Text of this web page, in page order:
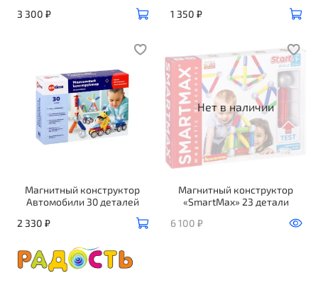
3 300 ₽
1 350 ₽
Магнитный конструктор
Автомобили 30 деталей
2 330 ₽
Нет в наличии
Магнитный конструктор
«SmartMax» 23 детали
6 100 ₽